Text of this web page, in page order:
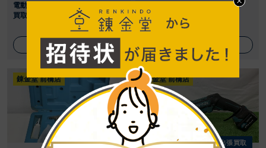
電動彫刻機 キソパワーツールのお
買取をさせ ...
詳しく見る
100V 木工用 超硬 マルノコ 鋸
HITA ...
錬金堂 前橋店
出張買取
錬金堂 前橋店
出張買取